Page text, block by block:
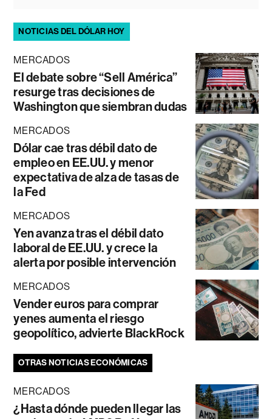
NOTICIAS DEL DÓLAR HOY
MERCADOS
El debate sobre “Sell América”
resurge tras decisiones de
Washington que siembran dudas
MERCADOS
Dólar cae tras débil dato de
empleo en EE.UU. y menor
expectativa de alza de tasas de
la Fed
MERCADOS
Yen avanza tras el débil dato
laboral de EE.UU. y crece la
alerta por posible intervención
MERCADOS
Vender euros para comprar
yenes aumenta el riesgo
geopolítico, advierte BlackRock
OTRAS NOTICIAS ECONÓMICAS
MERCADOS
¿Hasta dónde pueden llegar las